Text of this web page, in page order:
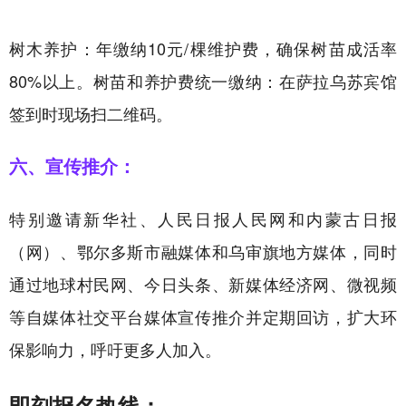
树木养护：年缴纳10元/棵维护费，确保树苗成活率
80%以上。树苗和养护费统一缴纳：在萨拉乌苏宾馆
签到时现场扫二维码。
六、宣传推介：
特别邀请新华社、人民日报人民网和内蒙古日报
（网）、鄂尔多斯市融媒体和乌审旗地方媒体，同时
通过地球村民网、今日头条、新媒体经济网、微视频
等自媒体社交平台媒体宣传推介并定期回访，扩大环
保影响力，呼吁更多人加入。